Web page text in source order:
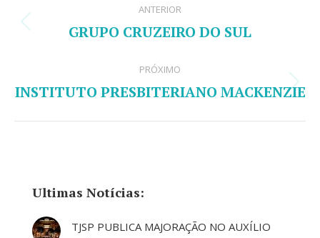
de
ANTERIOR
Post
GRUPO CRUZEIRO DO SUL
PRÓXIMO
Próximo
INSTITUTO PRESBITERIANO MACKENZIE
Ultimas Notícias:
TJSP PUBLICA MAJORAÇÃO NO AUXÍLIO